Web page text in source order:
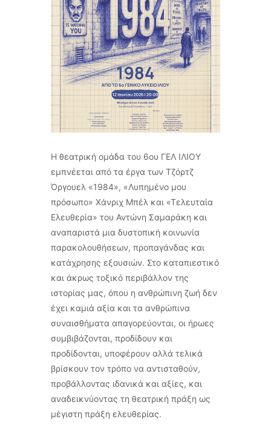
Η θεατρική ομάδα του 6ου ΓΕΛ ΙΛΙΟΥ
εμπνέεται από τα έργα των Τζόρτζ
Όργουελ «1984», «Λυπημένο μου
πρόσωπο» Χάνριχ Μπέλ και «Τελευταία
Ελευθερία» του Αντώνη Σαμαράκη και
αναπαριστά μια δυστοπική κοινωνία
παρακολουθήσεων, προπαγάνδας και
κατάχρησης εξουσιών. Στο καταπιεστικό
και άκρως τοξικό περιβάλλον της
ιστορίας μας, όπου η ανθρώπινη ζωή δεν
έχει καμιά αξία και τα ανθρώπινα
συναισθήματα απαγορεύονται, οι ήρωες
συμβιβάζονται, προδίδουν και
προδίδονται, υποφέρουν αλλά τελικά
βρίσκουν τον τρόπο να αντισταθούν,
προβάλλοντας ιδανικά και αξίες, και
αναδεικνύοντας τη θεατρική πράξη ως
μέγιστη πράξη ελευθερίας.